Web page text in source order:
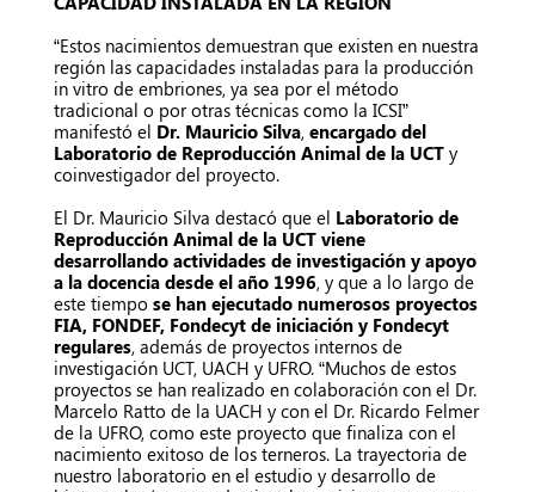
“Estos nacimientos demuestran que existen en nuestra
región las capacidades instaladas para la producción
in vitro de embriones, ya sea por el método
tradicional o por otras técnicas como la ICSI”
manifestó el Dr. Mauricio Silva, encargado del
Laboratorio de Reproducción Animal de la UCT y
coinvestigador del proyecto.
El Dr. Mauricio Silva destacó que el Laboratorio de
Reproducción Animal de la UCT viene
desarrollando actividades de investigación y apoyo
a la docencia desde el año 1996, y que a lo largo de
este tiempo se han ejecutado numerosos proyectos
FIA, FONDEF, Fondecyt de iniciación y Fondecyt
regulares, además de proyectos internos de
investigación UCT, UACH y UFRO. “Muchos de estos
proyectos se han realizado en colaboración con el Dr.
Marcelo Ratto de la UACH y con el Dr. Ricardo Felmer
de la UFRO, como este proyecto que finaliza con el
nacimiento exitoso de los terneros. La trayectoria de
nuestro laboratorio en el estudio y desarrollo de